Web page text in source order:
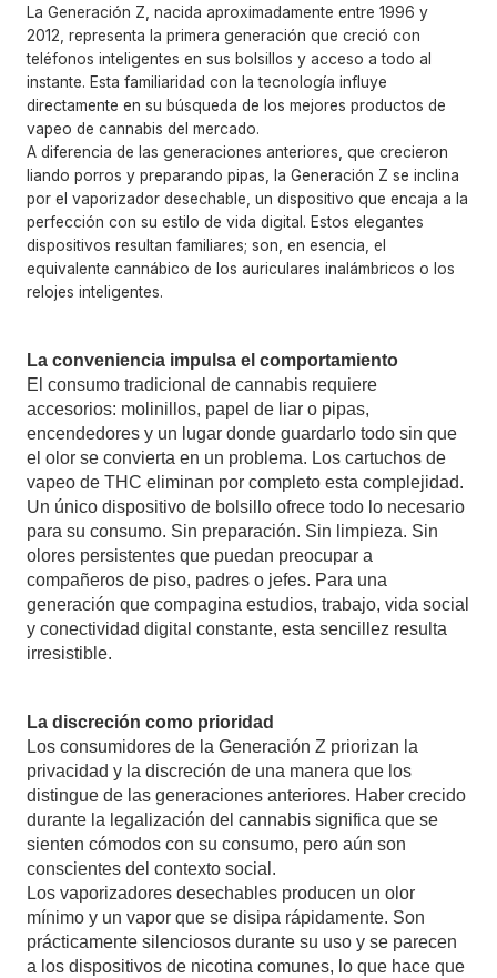
La Generación Z, nacida aproximadamente entre 1996 y
2012, representa la primera generación que creció con
teléfonos inteligentes en sus bolsillos y acceso a todo al
instante. Esta familiaridad con la tecnología influye
directamente en su búsqueda de los mejores productos de
vapeo de cannabis del mercado.
A diferencia de las generaciones anteriores, que crecieron
liando porros y preparando pipas, la Generación Z se inclina
por el vaporizador desechable, un dispositivo que encaja a la
perfección con su estilo de vida digital. Estos elegantes
dispositivos resultan familiares; son, en esencia, el
equivalente cannábico de los auriculares inalámbricos o los
relojes inteligentes.
La conveniencia impulsa el comportamiento
El consumo tradicional de cannabis requiere
accesorios: molinillos, papel de liar o pipas,
encendedores y un lugar donde guardarlo todo sin que
el olor se convierta en un problema. Los cartuchos de
vapeo de THC eliminan por completo esta complejidad.
Un único dispositivo de bolsillo ofrece todo lo necesario
para su consumo. Sin preparación. Sin limpieza. Sin
olores persistentes que puedan preocupar a
compañeros de piso, padres o jefes. Para una
generación que compagina estudios, trabajo, vida social
y conectividad digital constante, esta sencillez resulta
irresistible.
La discreción como prioridad
Los consumidores de la Generación Z priorizan la
privacidad y la discreción de una manera que los
distingue de las generaciones anteriores. Haber crecido
durante la legalización del cannabis significa que se
sienten cómodos con su consumo, pero aún son
conscientes del contexto social.
Los vaporizadores desechables producen un olor
mínimo y un vapor que se disipa rápidamente. Son
prácticamente silenciosos durante su uso y se parecen
a los dispositivos de nicotina comunes, lo que hace que